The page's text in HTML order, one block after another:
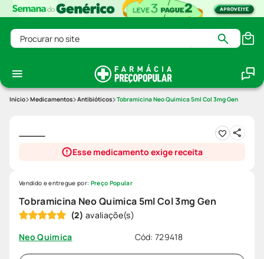
Procurar no site
Medicamentos Antibióticos Tobramicina Neo Quimica 5ml Col 3mg Gen
Esse medicamento exige receita
Tobramicina Neo Quimica 5ml Col 3mg Gen
(2)
Neo Quimica
Cód:729418
Vendido e entregue por: Preço Popular